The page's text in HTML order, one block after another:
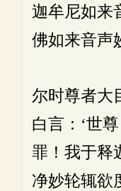
迦牟尼如来
佛如来音声
尔时尊者大
白言：‘世
罪！我于释
净妙轮辄欲